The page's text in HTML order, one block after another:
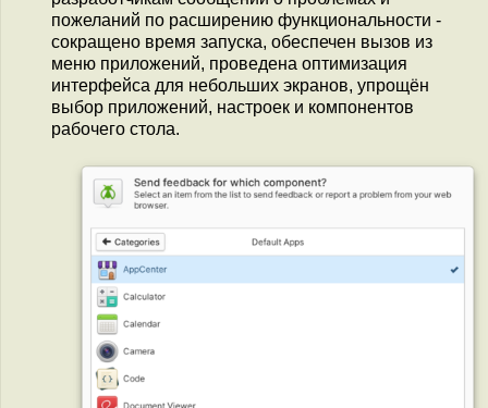
пожеланий по расширению функциональности -
сокращено время запуска, обеспечен вызов из
меню приложений, проведена оптимизация
интерфейса для небольших экранов, упрощён
выбор приложений, настроек и компонентов
рабочего стола.